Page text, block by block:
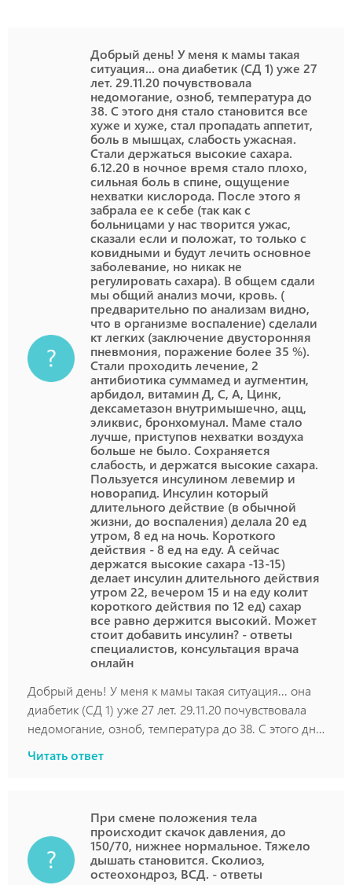
Добрый день! У меня к мамы такая
ситуация... она диабетик (СД 1) уже 27
лет. 29.11.20 почувствовала
недомогание, озноб, температура до
38. С этого дня стало становится все
хуже и хуже, стал пропадать аппетит,
боль в мышцах, слабость ужасная.
Стали держаться высокие сахара.
6.12.20 в ночное время стало плохо,
сильная боль в спине, ощущение
нехватки кислорода. После этого я
забрала ее к себе (так как с
больницами у нас творится ужас,
сказали если и положат, то только с
ковидными и будут лечить основное
заболевание, но никак не
регулировать сахара). В общем сдали
мы общий анализ мочи, кровь. (
предварительно по анализам видно,
что в организме воспаление) сделали
кт легких (заключение двусторонняя
пневмония, поражение более 35 %).
Стали проходить лечение, 2
антибиотика суммамед и аугментин,
арбидол, витамин Д, С, А, Цинк,
дексаметазон внутримышечно, ацц,
эликвис, бронхомунал. Маме стало
лучше, приступов нехватки воздуха
больше не было. Сохраняется
слабость, и держатся высокие сахара.
Пользуется инсулином левемир и
новорапид. Инсулин который
длительного действие (в обычной
жизни, до воспаления) делала 20 ед
утром, 8 ед на ночь. Короткого
действия - 8 ед на еду. А сейчас
держатся высокие сахара -13-15)
делает инсулин длительного действия
утром 22, вечером 15 и на еду колит
короткого действия по 12 ед) сахар
все равно держится высокий. Может
стоит добавить инсулин? - ответы
специалистов, консультация врача
онлайн
Добрый день! У меня к мамы такая ситуация... она
диабетик (СД 1) уже 27 лет. 29.11.20 почувствовала
недомогание, озноб, температура до 38. С этого дня
нехватки кислорода. После этого я забрала ее к себе
(так как с больницами у нас творится ужас, сказали
если и положат, то только с ковидными и будут
лечить основное заболевание, но никак не
Читать ответ
При смене положения тела
происходит скачок давления, до
150/70, нижнее нормальное. Тяжело
дышать становится. Сколиоз,
остеохондроз, ВСД. - ответы